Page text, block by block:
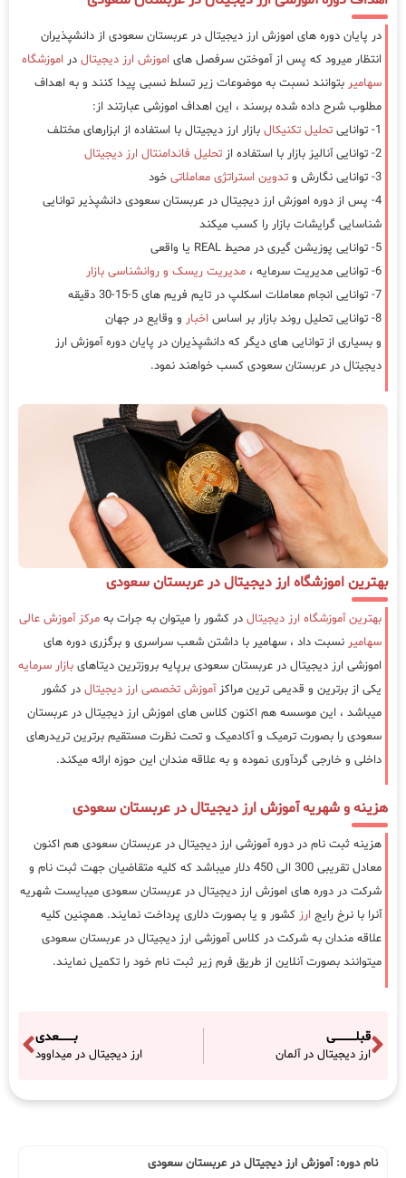
در پایان دوره های اموزش ارز دیجیتال در عربستان سعودی از دانشپذیران
انتظار میرود که پس از آموختن سرفصل های اموزش ارز دیجیتال در اموزشگاه
سهامیر بتوانند نسبت به موضوعات زیر تسلط نسبی پیدا کنند و به اهداف
مطلوب شرح داده شده برسند ، این اهداف اموزشی عبارتند از:
1- توانایی
تحلیل تکنیکال بازار ارز دیجیتال با استفاده از ابزارهای مختلف
2- توانایی آنالیز بازار با استفاده از
تحلیل فاندامنتال ارز دیجیتال
3- توانایی نگارش و
تدوین استراتژی معاملاتی خود
4- پس از دوره اموزش ارز دیجیتال در عربستان سعودی دانشپذیر توانایی
شناسایی گرایشات بازار را کسب میکند
5- توانایی پوزیشن گیری در محیط REAL یا واقعی
6- توانایی مدیریت سرمایه ،
مدیریت ریسک و روانشناسی بازار
7- توانایی انجام معاملات اسکلپ در تایم فریم های 5-15-30 دقیقه
8- توانایی تحلیل روند بازار بر اساس
اخبار و وقایع در جهان
و بسیاری از توانایی های دیگر که دانشپذیران در پایان دوره آموزش ارز
دیجیتال در عربستان سعودی کسب خواهند نمود.
بهترین اموزشگاه ارز دیجیتال در عربستان سعودی
بهترین آموزشگاه ارز دیجیتال در کشور را میتوان به جرات به مرکز آموزش عالی
سهامیر نسبت داد ، سهامیر با داشتن شعب سراسری و برگزری دوره های
اموزشی ارز دیجیتال در عربستان سعودی برپایه بروزترین دیتاهای بازار سرمایه
یکی از برترین و قدیمی ترین مراکزآموزش تخصصی ارز دیجیتال در کشور
میباشد ، این موسسه هم اکنون کلاس های اموزش ارز دیجیتال در عربستان
سعودی را بصورت ترمیک و آکادمیک و تحت نظرت مستقیم برترین تریدرهای
داخلی و خارجی گردآوری نموده و به علاقه مندان این حوزه ارائه میکند.
هزینه و شهریه آموزش ارز دیجیتال در عربستان سعودی
هزینه ثبت نام در دوره آموزشی ارز دیجیتال در عربستان سعودی هم اکنون
معادل تقریبی 300 الی 450 دلار میباشد که کلیه متقاضیان جهت ثبت نام و
شرکت در دوره های اموزش ارز دیجیتال در عربستان سعودی میبایست شهریه
آنرا با نرخ رایج ارز کشور و یا بصورت دلاری پرداخت نمایند. همچنین کلیه
علاقه مندان به شرکت در کلاس آموزشی ارز دیجیتال در عربستان سعودی
میتوانند بصورت آنلاین از طریق فرم زیر ثبت نام خود را تکمیل نمایند.
قبلـــــــــــی
ارز دیجیتال در آلمان
بــــــــعدی
ارز دیجیتال در میداوود
نام دوره: آموزش ارز دیجیتال در عربستان سعودی